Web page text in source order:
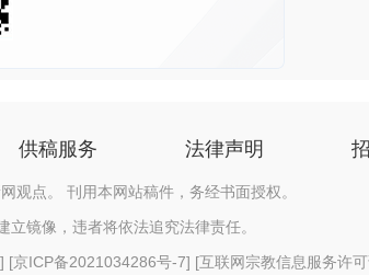
供稿服务 法律声明
观点。 刊用本网站稿件，务经书面授权。
镜像，违者将依法追究法律责任。
] [京ICP备2021034286号-7] [互联网宗教信息服务许